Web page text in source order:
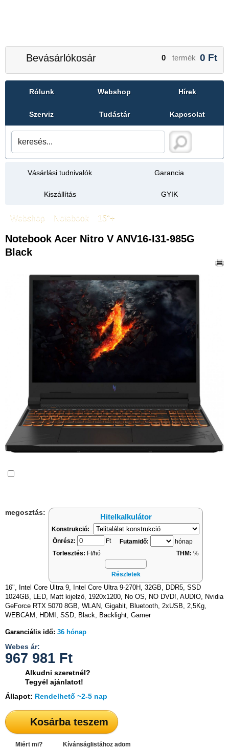
Bevásárlókosár 0 termék 0 Ft
Rólunk Webshop Hírek
Szerviz Tudástár Kapcsolat
Vásárlási tudnivalók Garancia
Kiszállítás GYIK
Webshop Notebook 15"+
Notebook Acer Nitro V ANV16-I31-985G
Black
megosztás:
Hitelkalkulátor
Konstrukció:
Önrész:
Ft Futamidő:
hónap
Törlesztés: Ft/hó THM: %
Részletek
16", Intel Core Ultra 9, Intel Core Ultra 9-270H, 32GB, DDR5, SSD
1024GB, LED, Matt kijelző, 1920x1200, No OS, NO DVD!, AUDIO, Nvidia
GeForce RTX 5070 8GB, WLAN, Gigabit, Bluetooth, 2xUSB, 2,5Kg,
WEBCAM, HDMI, SSD, Black, Backlight, Gamer
Garanciális idő: 36 hónap
Webes ár:
967 981 Ft
Alkudni szeretnél?
Tegyél ajánlatot!
Állapot: Rendelhető ~2-5 nap
Kosárba teszem
Miért mi? Kívánságlistához adom